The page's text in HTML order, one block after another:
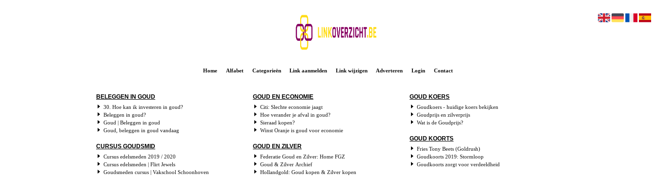
Home Alfabet Categorieën Link aanmelden Link wijzigen Adverteren Login Contact
BELEGGEN IN GOUD
30. Hoe kan ik investeren in goud?
Beleggen in goud?
Goud | Beleggen in goud
Goud, beleggen in goud vandaag
CURSUS GOUDSMID
Cursus edelsmeden 2019 / 2020
Cursus edelsmeden | Flirt Jewels
Goudsmeden cursus | Vakschool Schoonhoven
GOUD EN ECONOMIE
Citi: Slechte economie jaagt
Hoe verander je afval in goud?
Sieraad kopen?
Winst Oranje is goud voor economie
GOUD EN ZILVER
Federatie Goud en Zilver: Home FGZ
Goud & Zilver Archief
Hollandgold: Goud kopen & Zilver kopen
GOUD KOERS
Goudkoers - huidige koers bekijken
Goudprijs en zilverprijs
Wat is de Goudprijs?
GOUD KOORTS
Fries Tony Beets (Goldrush)
Goudkoorts 2019: Stormloop
Goudkoorts zorgt voor verdeeldheid